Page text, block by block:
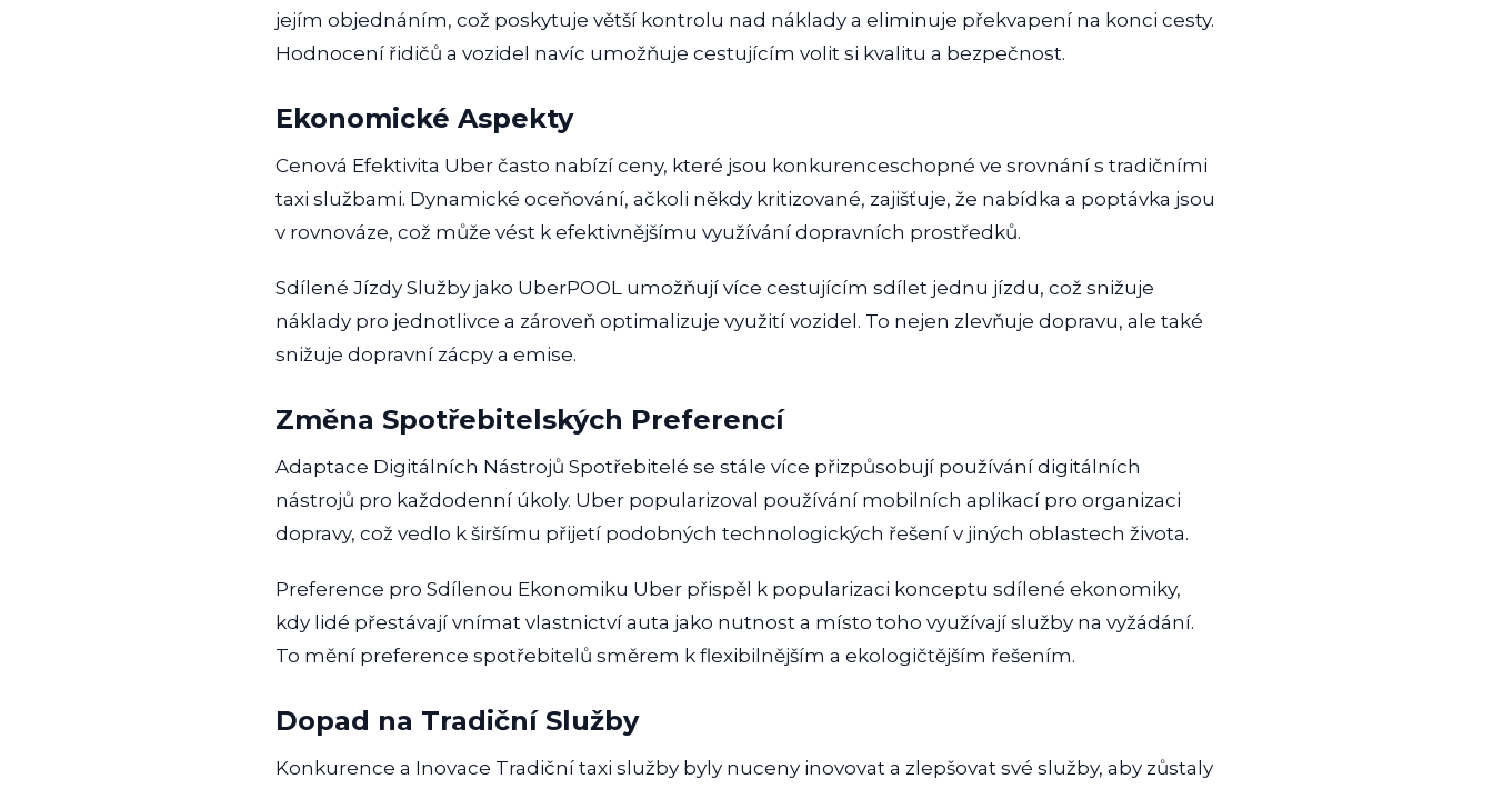
jejím objednáním, což poskytuje větší kontrolu nad náklady a eliminuje překvapení na konci cesty.
Hodnocení řidičů a vozidel navíc umožňuje cestujícím volit si kvalitu a bezpečnost.
Ekonomické Aspekty
Cenová Efektivita Uber často nabízí ceny, které jsou konkurenceschopné ve srovnání s tradičními
taxi službami. Dynamické oceňování, ačkoli někdy kritizované, zajišťuje, že nabídka a poptávka jsou
v rovnováze, což může vést k efektivnějšímu využívání dopravních prostředků.
Sdílené Jízdy Služby jako UberPOOL umožňují více cestujícím sdílet jednu jízdu, což snižuje
náklady pro jednotlivce a zároveň optimalizuje využití vozidel. To nejen zlevňuje dopravu, ale také
snižuje dopravní zácpy a emise.
Změna Spotřebitelských Preferencí
Adaptace Digitálních Nástrojů Spotřebitelé se stále více přizpůsobují používání digitálních
nástrojů pro každodenní úkoly. Uber popularizoval používání mobilních aplikací pro organizaci
dopravy, což vedlo k širšímu přijetí podobných technologických řešení v jiných oblastech života.
Preference pro Sdílenou Ekonomiku Uber přispěl k popularizaci konceptu sdílené ekonomiky,
kdy lidé přestávají vnímat vlastnictví auta jako nutnost a místo toho využívají služby na vyžádání.
To mění preference spotřebitelů směrem k flexibilnějším a ekologičtějším řešením.
Dopad na Tradiční Služby
Konkurence a Inovace Tradiční taxi služby byly nuceny inovovat a zlepšovat své služby, aby zůstaly